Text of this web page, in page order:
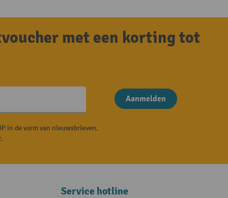
met een korting tot
Aanmelden
in de vorm van nieuwsbrieven.
.
Service hotline